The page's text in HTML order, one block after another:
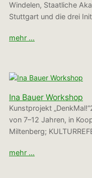
Windelen, Staatliche
Stuttgart und die drei
mehr …
Ina Bauer Workshop
Kunstprojekt
von 7–12 Jahren, in
Miltenberg;
mehr …